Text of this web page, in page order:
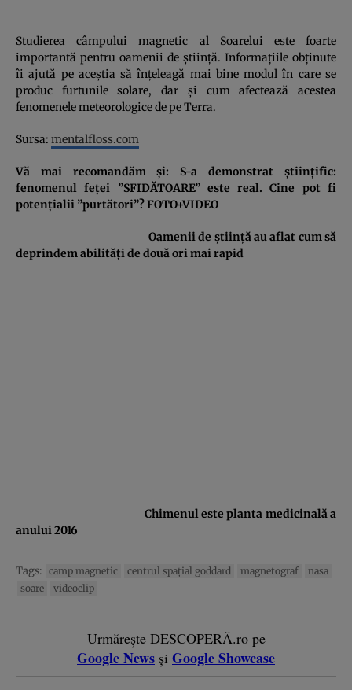
Studierea câmpului magnetic al Soarelui este foarte
importantă pentru oamenii de ştiinţă. Informaţiile obţinute
îi ajută pe aceştia să înţeleagă mai bine modul în care se
produc furtunile solare, dar şi cum afectează acestea
fenomenele meteorologice de pe Terra.
Sursa: mentalfloss.com
Vă mai recomandăm şi: S-a demonstrat ştiinţific:
fenomenul feţei ”SFIDĂTOARE” este real. Cine pot fi
potenţialii ”purtători”? FOTO+VIDEO
Oamenii de ştiinţă au aflat cum să
deprindem abilităţi de două ori mai rapid
Chimenul este planta medicinală a
anului 2016
Tags: camp magnetic centrul spaţial goddard magnetograf
nasa
soare
videoclip
Urmărește DESCOPERĂ.ro pe
Google News și Google Showcase